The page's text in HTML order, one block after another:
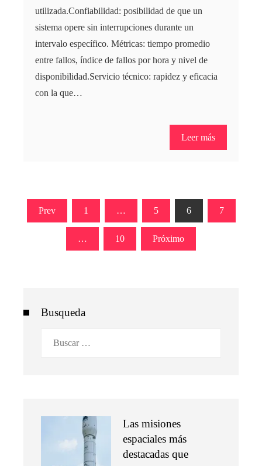
utilizada.Confiabilidad: posibilidad de que un
sistema opere sin interrupciones durante un
intervalo específico. Métricas: tiempo promedio
entre fallos, índice de fallos por hora y nivel de
disponibilidad.Servicio técnico: rapidez y eficacia
con la que…
Leer más
Paginación
Prev 1 … 5 6 7
… 10 Próximo
Busqueda
Las misiones
espaciales más
destacadas que